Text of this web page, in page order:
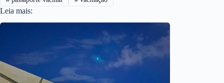
Leia mais: